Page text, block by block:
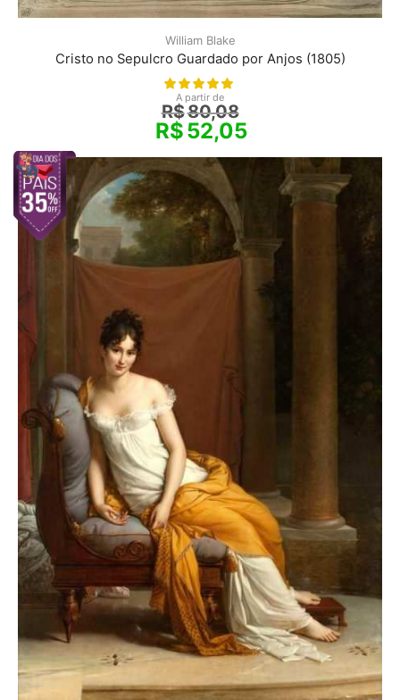
William Blake
Cristo no Sepulcro Guardado por Anjos (1805)
A partir de
R$80,08
R$52,05